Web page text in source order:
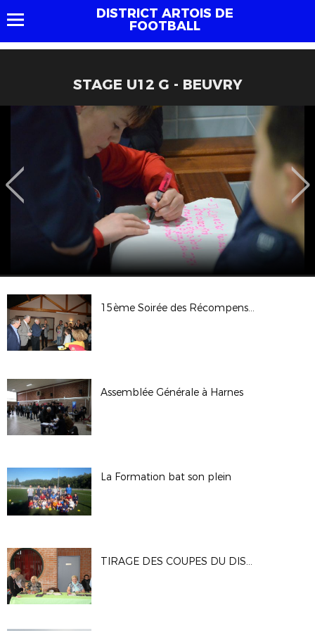
DISTRICT ARTOIS DE
FOOTBALL
STAGE U12 G - BEUVRY
15ème Soirée des Récompenses
Assemblée Générale à Harnes
La Formation bat son plein
TIRAGE DES COUPES DU DISTRICT SUR LE SITE DE CUINCHY